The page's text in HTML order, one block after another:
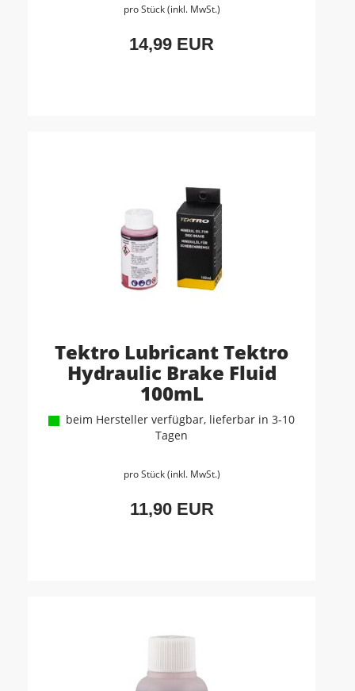
pro Stück (inkl. MwSt.)
14,99 EUR
Tektro Lubricant Tektro
Hydraulic Brake Fluid
100mL
beim Hersteller verfügbar, lieferbar in 3-10
Tagen
pro Stück (inkl. MwSt.)
11,90 EUR